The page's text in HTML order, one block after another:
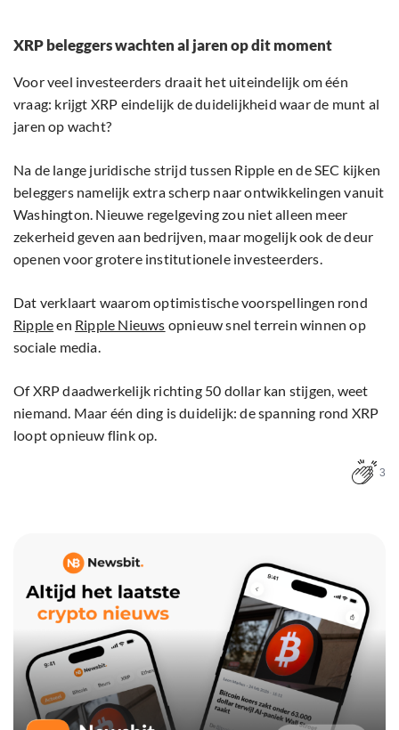
XRP beleggers wachten al jaren op dit moment
Voor veel investeerders draait het uiteindelijk om één
vraag: krijgt XRP eindelijk de duidelijkheid waar de munt al
jaren op wacht?
Na de lange juridische strijd tussen Ripple en de SEC kijken
beleggers namelijk extra scherp naar ontwikkelingen vanuit
Washington. Nieuwe regelgeving zou niet alleen meer
zekerheid geven aan bedrijven, maar mogelijk ook de deur
openen voor grotere institutionele investeerders.
Dat verklaart waarom optimistische voorspellingen rond
Rippleen Ripple Nieuws opnieuw snel terrein winnen op
sociale media.
Of XRP daadwerkelijk richting 50 dollar kan stijgen, weet
niemand. Maar één ding is duidelijk: de spanning rond XRP
loopt opnieuw flink op.
3